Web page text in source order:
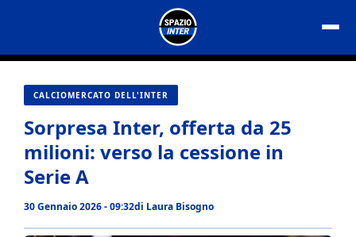
contenuto
CALCIOMERCATO DELL'INTER
Sorpresa Inter, offerta da 25
milioni: verso la cessione in
Serie A
30 Gennaio 2026 - 09:32di Laura Bisogno